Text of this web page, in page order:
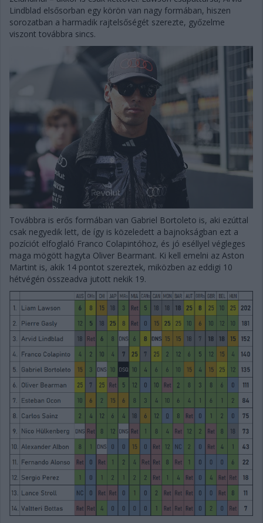
Lindblad elsősorban egy körön van nagy formában, hiszen
sorozatban a harmadik rajtelsőségét szerezte, győzelme
viszont továbbra sincs.
Továbbra is erős formában van Gabriel Bortoleto is, aki ezúttal
csak negyedik lett, de így is közeledett a bajnokságban ezt a
pozíciót elfoglaló Franco Colapintóhoz, és jó eséllyel végleges
maga mögött hagyta Oliver Bearmant. Ki kell emelni az Aston
Martint is, akik 14 pontot szereztek, miközben az eddigi 10
hétvégén összeadva jutott nekik 19.